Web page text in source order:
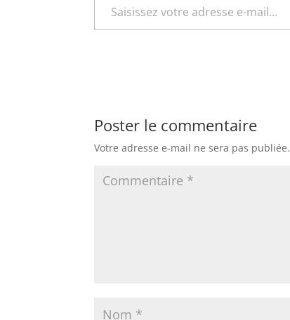
Poster le commentaire
Votre adresse e-mail ne sera pas publiée.